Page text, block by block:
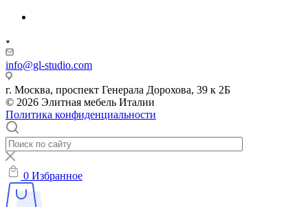
info@gl-studio.com
г. Москва, проспект Генерала Дорохова, 39 к 2Б
© 2026 Элитнaя мeбeль Итaлии
Политика конфиденциальности
0 Избранное